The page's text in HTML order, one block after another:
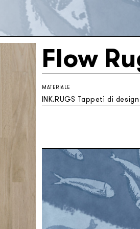
Flow
MATERIALE
INK.RUGS Tappeti di design